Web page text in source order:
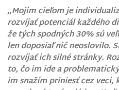
„Mojim cieľom je
rozvíjať potenciál každého
že tých spodných 30% sú
len doposiaľ nič neoslovilo.
rozvíjať ich silné stránky.
to, čo im ide a
im snažím priniesť cez veci,